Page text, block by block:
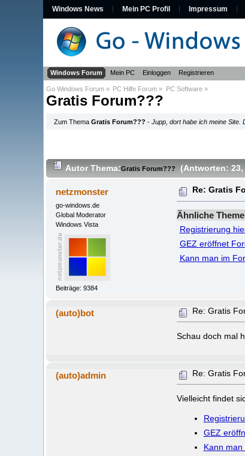
Windows News Mein PC Profil Impressum
Windows Forum Mein PC Einloggen Registrieren
Go Windows Forum » PC Hilfe Forum » PC Software»
Gratis Forum???
Zum ThemaGratis Forum??? -Jupp, dort habe ich meine Site.
AutorThema:Gratis Forum??? (Antworten: 23
netzmonster
go-windows.de
Global Moderator
Windows Vista
Beiträge: 9384
Re: Gratis
Ähnliche
Registrierung
GEZ eröffnet
Kann man im
(auto)bot Re: Gratis
Schau doch mal
(auto)admin Re: Gratis
Vielleicht findet
GEZ
Kann